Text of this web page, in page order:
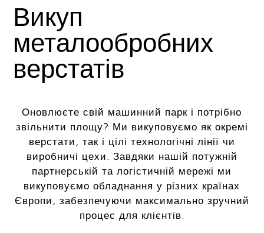
Викуп
металообробних
верстатів
Оновлюєте свій машинний парк і потрібно
звільнити площу? Ми викуповуємо як окремі
верстати, так і цілі технологічні лінії чи
виробничі цехи. Завдяки нашій потужній
партнерській та логістичній мережі ми
викуповуємо обладнання у різних країнах
Європи, забезпечуючи максимально зручний
процес для клієнтів.